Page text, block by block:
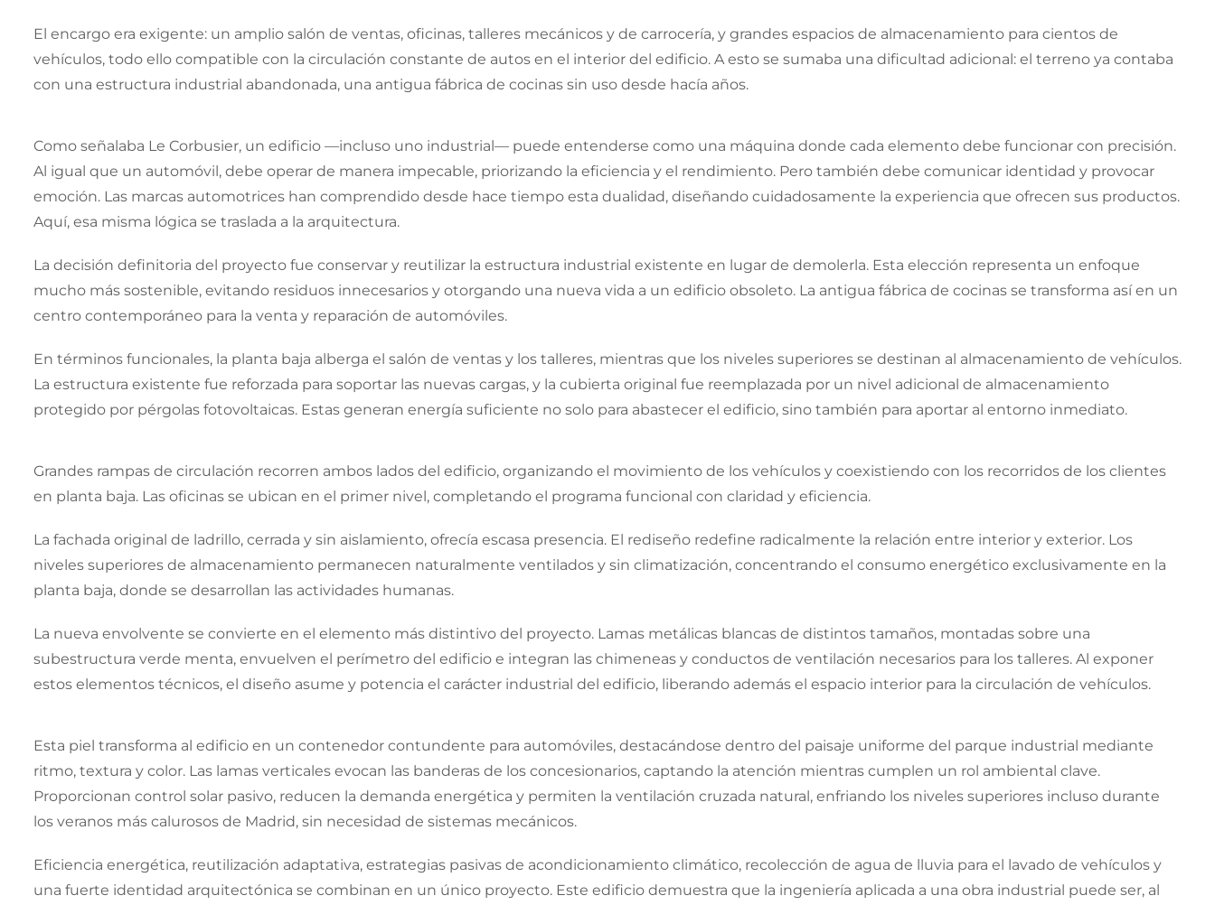
El encargo era exigente: un amplio salón de ventas, oficinas, talleres mecánicos y de carrocería, y grandes espacios de almacenamiento para cientos de
vehículos, todo ello compatible con la circulación constante de autos en el interior del edificio. A esto se sumaba una dificultad adicional: el terreno ya contaba
con una estructura industrial abandonada, una antigua fábrica de cocinas sin uso desde hacía años.
Como señalaba Le Corbusier, un edificio —incluso uno industrial— puede entenderse como una máquina donde cada elemento debe funcionar con precisión.
Al igual que un automóvil, debe operar de manera impecable, priorizando la eficiencia y el rendimiento. Pero también debe comunicar identidad y provocar
emoción. Las marcas automotrices han comprendido desde hace tiempo esta dualidad, diseñando cuidadosamente la experiencia que ofrecen sus productos.
Aquí, esa misma lógica se traslada a la arquitectura.
La decisión definitoria del proyecto fue conservar y reutilizar la estructura industrial existente en lugar de demolerla. Esta elección representa un enfoque
mucho más sostenible, evitando residuos innecesarios y otorgando una nueva vida a un edificio obsoleto. La antigua fábrica de cocinas se transforma así en un
centro contemporáneo para la venta y reparación de automóviles.
En términos funcionales, la planta baja alberga el salón de ventas y los talleres, mientras que los niveles superiores se destinan al almacenamiento de vehículos.
La estructura existente fue reforzada para soportar las nuevas cargas, y la cubierta original fue reemplazada por un nivel adicional de almacenamiento
protegido por pérgolas fotovoltaicas. Estas generan energía suficiente no solo para abastecer el edificio, sino también para aportar al entorno inmediato.
Grandes rampas de circulación recorren ambos lados del edificio, organizando el movimiento de los vehículos y coexistiendo con los recorridos de los clientes
en planta baja. Las oficinas se ubican en el primer nivel, completando el programa funcional con claridad y eficiencia.
La fachada original de ladrillo, cerrada y sin aislamiento, ofrecía escasa presencia. El rediseño redefine radicalmente la relación entre interior y exterior. Los
niveles superiores de almacenamiento permanecen naturalmente ventilados y sin climatización, concentrando el consumo energético exclusivamente en la
planta baja, donde se desarrollan las actividades humanas.
La nueva envolvente se convierte en el elemento más distintivo del proyecto. Lamas metálicas blancas de distintos tamaños, montadas sobre una
subestructura verde menta, envuelven el perímetro del edificio e integran las chimeneas y conductos de ventilación necesarios para los talleres. Al exponer
estos elementos técnicos, el diseño asume y potencia el carácter industrial del edificio, liberando además el espacio interior para la circulación de vehículos.
Esta piel transforma al edificio en un contenedor contundente para automóviles, destacándose dentro del paisaje uniforme del parque industrial mediante
ritmo, textura y color. Las lamas verticales evocan las banderas de los concesionarios, captando la atención mientras cumplen un rol ambiental clave.
Proporcionan control solar pasivo, reducen la demanda energética y permiten la ventilación cruzada natural, enfriando los niveles superiores incluso durante
los veranos más calurosos de Madrid, sin necesidad de sistemas mecánicos.
Eficiencia energética, reutilización adaptativa, estrategias pasivas de acondicionamiento climático, recolección de agua de lluvia para el lavado de vehículos y
una fuerte identidad arquitectónica se combinan en un único proyecto. Este edificio demuestra que la ingeniería aplicada a una obra industrial puede ser, al